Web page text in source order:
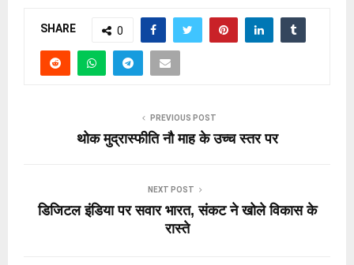
SHARE 0
PREVIOUS POST
थोक मुद्रास्फीति नौ माह के उच्च स्तर पर
NEXT POST
डिजिटल इंडिया पर सवार भारत, संकट ने खोले विकास के
रास्ते